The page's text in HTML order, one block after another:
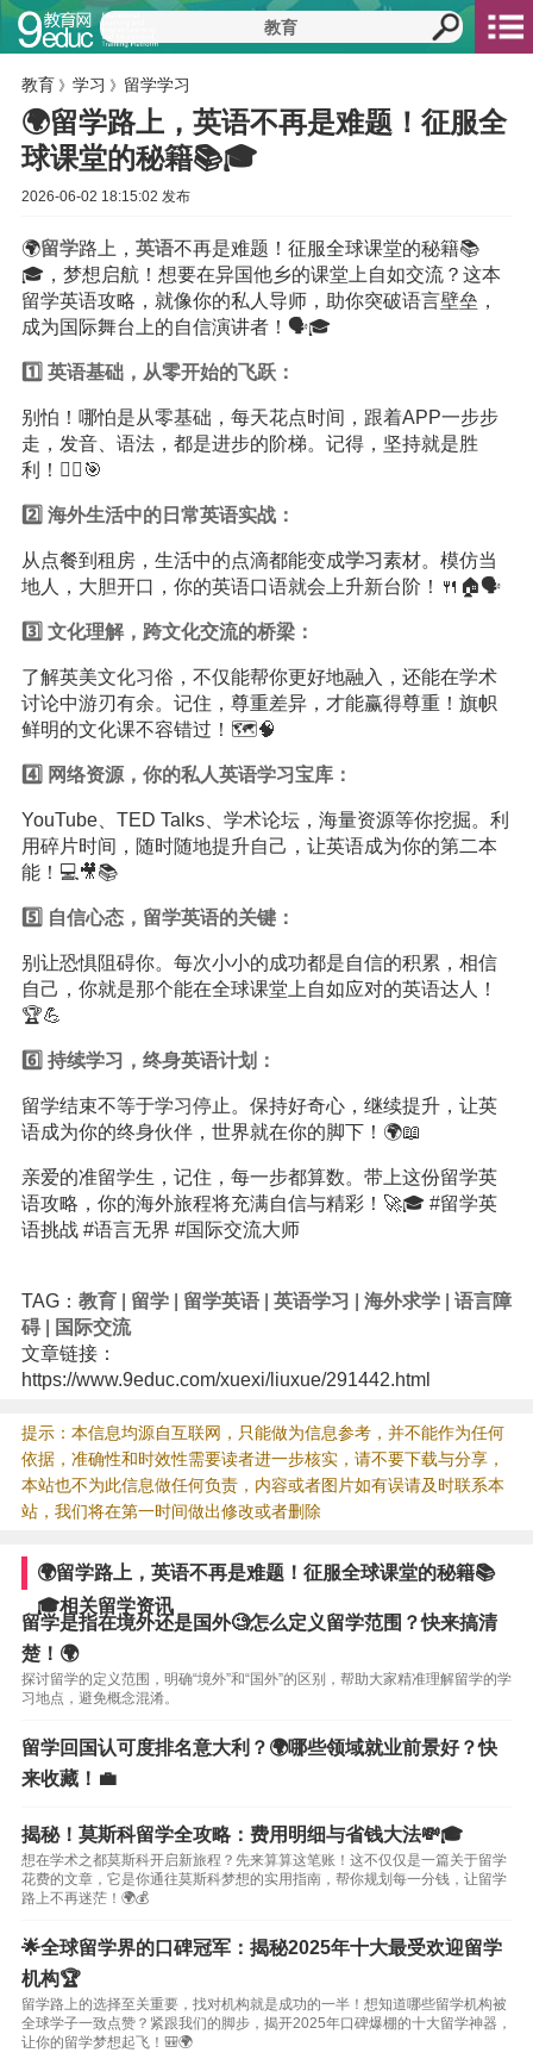
教育 》 学习 》 留学学习
🌍留学路上，英语不再是难题！征服全
球课堂的秘籍📚🎓
2026-06-02 18:15:02 发布
🌍留学路上， 英语不再是难题！征服全球课堂的秘籍📚
🎓，梦想启航！想要在异国他乡的课堂上自如交流？这本
留学英语攻略，就像你的私人导师，助你突破语言壁垒，
成为国际舞台上的自信演讲者！🗣️🎓
1️⃣ 英语基础，从零开始的飞跃：
别怕！哪怕是从零基础，每天花点时间，跟着APP一步步
走，发音、语法，都是进步的阶梯。记得，坚持就是胜
利！🏃‍♀️🎯
2️⃣ 海外生活中的日常英语实战：
从点餐到租房，生活中的点滴都能变成学习素材。模仿当
地人，大胆开口，你的英语口语就会上升新台阶！🍴🏠🗣️
3️⃣ 文化理解，跨文化交流的桥梁：
了解英美文化习俗，不仅能帮你更好地融入，还能在学术
讨论中游刃有余。记住，尊重差异，才能赢得尊重！旗帜
鲜明的文化课不容错过！🗺️🧠
4️⃣ 网络资源，你的私人英语学习宝库：
YouTube、TED Talks、学术论坛，海量资源等你挖掘。利
用碎片时间，随时随地提升自己，让英语成为你的第二本
能！💻🎥📚
5️⃣ 自信心态，留学英语的关键：
别让恐惧阻碍你。每次小小的成功都是自信的积累，相信
自己，你就是那个能在全球课堂上自如应对的英语达人！
🏆💪
6️⃣ 持续学习，终身英语计划：
留学结束不等于学习停止。保持好奇心，继续提升，让英
语成为你的终身伙伴，世界就在你的脚下！🌍📖
亲爱的准留学生，记住，每一步都算数。带上这份留学英
语攻略，你的海外旅程将充满自信与精彩！🚀🎓 #留学英
语挑战 #语言无界 #国际交流大师
TAG： 教育| 留学| 留学英语| 英语学习 海外求学| 语言障
碍|
国际交流
文章链接：
https://www.9educ.com/xuexi/liuxue/291442.html
提示：本信息均源自互联网，只能做为信息参考，并不能作为任何
依据，准确性和时效性需要读者进一步核实，请不要下载与分享，
本站也不为此信息做任何负责，内容或者图片如有误请及时联系本
站，我们将在第一时间做出修改或者删除
🌍留学路上，英语不再是难题！征服全球课堂的秘籍📚
🎓相关留学资讯
留学是指在境外还是国外🧐怎么定义留学范围？快来搞清
楚！🌍
探讨留学的定义范围，明确“境外”和“国外”的区别，帮助大家精准理解留学的学
习地点，避免概念混淆。
留学回国认可度排名意大利？🌍哪些领域就业前景好？快
来收藏！💼
揭秘！莫斯科留学全攻略：费用明细与省钱大法💸🎓
想在学术之都莫斯科开启新旅程？先来算算这笔账！这不仅仅是一篇关于留学
花费的文章，它是你通往莫斯科梦想的实用指南，帮你规划每一分钱，让留学
路上不再迷茫！🌍💰
🌟全球留学界的口碑冠军：揭秘2025年十大最受欢迎留学
机构🏆
留学路上的选择至关重要，找对机构就是成功的一半！想知道哪些留学机构被
全球学子一致点赞？紧跟我们的脚步，揭开2025年口碑爆棚的十大留学神器，
让你的留学梦想起飞！🎒🌍